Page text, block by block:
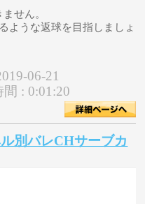
せん。
ような返球を目指しましょ
06-21
間 : 0:01:20
別バレCHサーブカ